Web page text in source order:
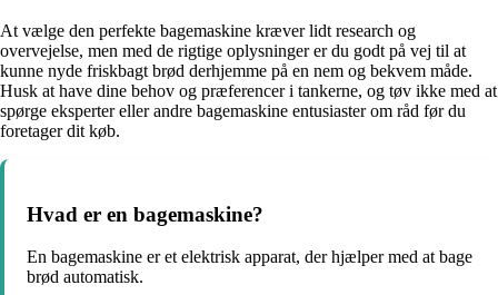
At vælge den perfekte bagemaskine kræver lidt research og
overvejelse, men med de rigtige oplysninger er du godt på vej til at
kunne nyde friskbagt brød derhjemme på en nem og bekvem måde.
Husk at have dine behov og præferencer i tankerne, og tøv ikke med at
spørge eksperter eller andre bagemaskine entusiaster om råd før du
foretager dit køb.
Hvad er en bagemaskine?
En bagemaskine er et elektrisk apparat, der hjælper med at bage
brød automatisk.